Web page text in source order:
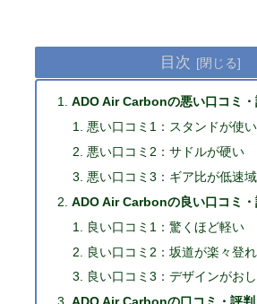
目次
ADO Air Carbonの悪い口コミ・
悪い口コミ1：スタンドが使
悪い口コミ2：サドルが硬い
悪い口コミ3：ギア比が低速
ADO Air Carbonの良い口コミ・
良い口コミ1：驚くほど軽い
良い口コミ2：坂道が楽々登
良い口コミ3：デザインがお